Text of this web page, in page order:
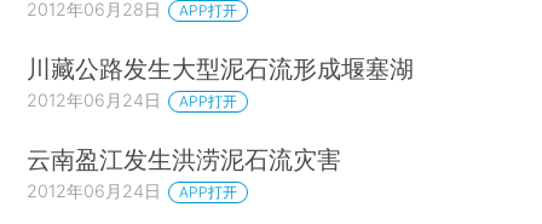
2012年06月28日 APP打开
川藏公路发生大型泥石流形成堰塞湖
2012年06月24日 APP打开
云南盈江发生洪涝泥石流灾害
2012年06月24日 APP打开